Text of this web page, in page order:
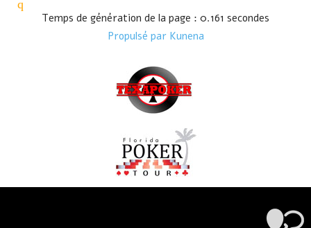
Temps de génération de la page : 0.161 secondes
Propulsé par Kunena